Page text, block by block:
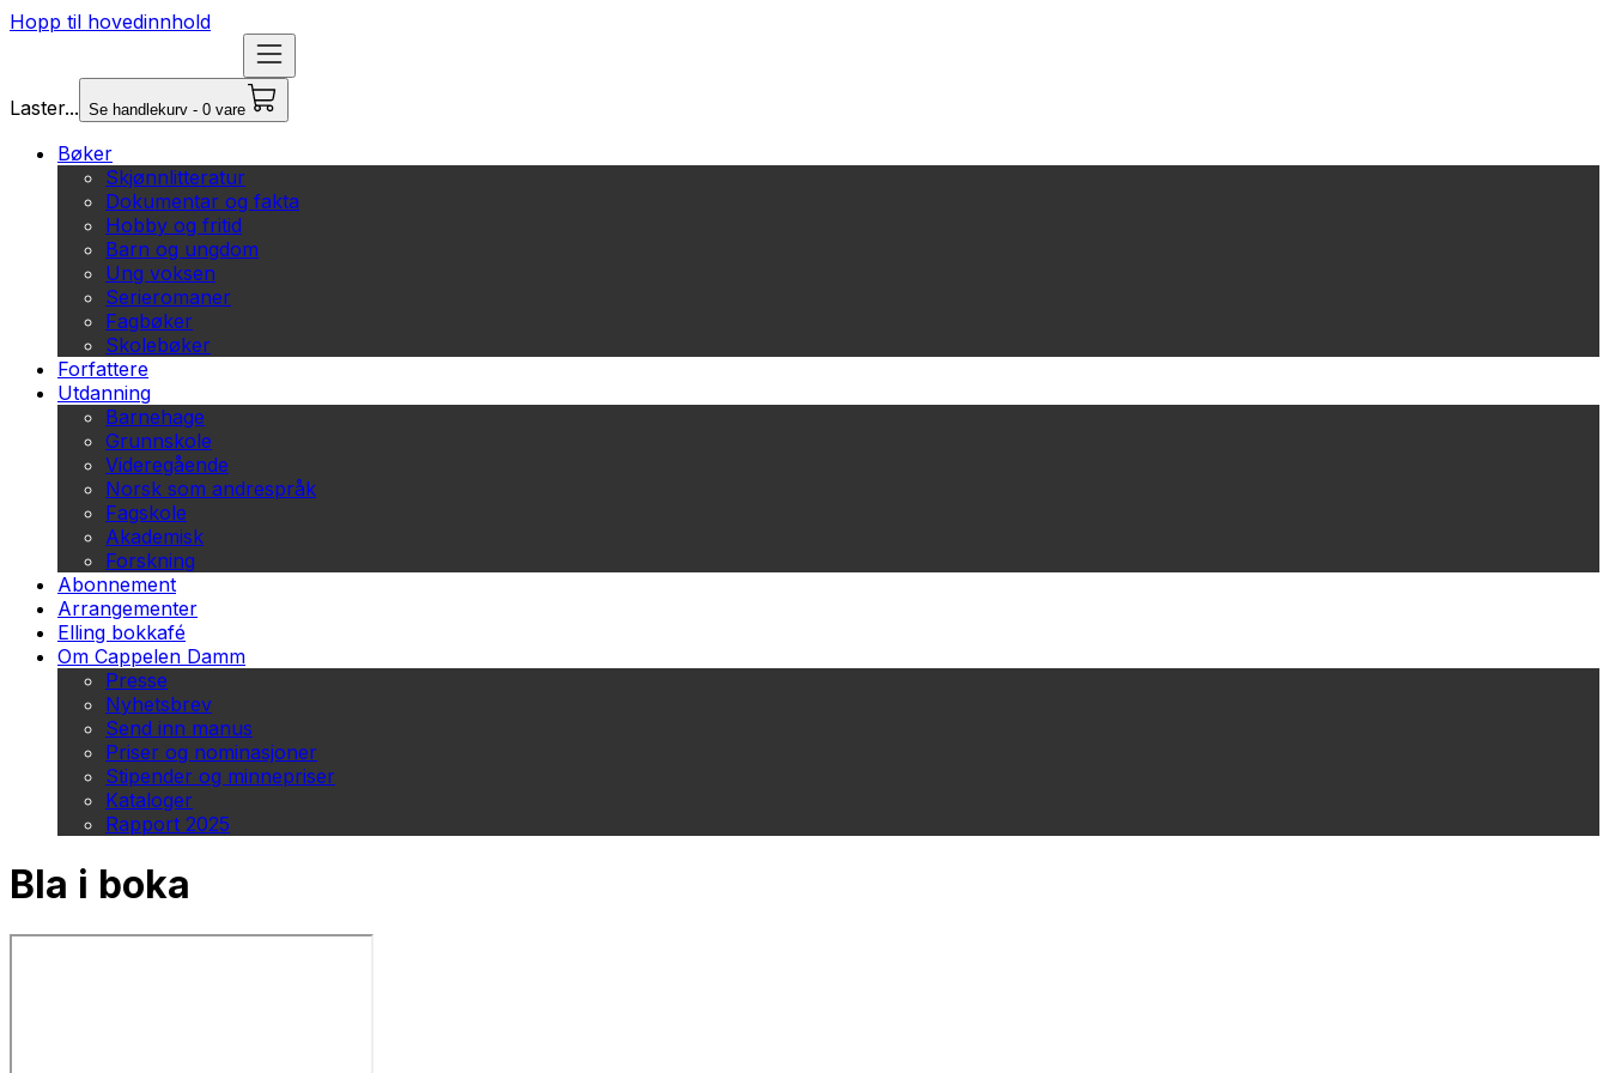
Hopp til hovedinnhold
Laster... Se handlekurv - 0 vare
Bøker
Skjønnlitteratur
Dokumentar og fakta
Hobby og fritid
Barn og ungdom
Ung voksen
Serieromaner
Fagbøker
Skolebøker
Forfattere
Utdanning
Barnehage
Grunnskole
Videregående
Norsk som andrespråk
Fagskole
Akademisk
Forskning
Abonnement
Arrangementer
Elling bokkafé
Om Cappelen Damm
Presse
Nyhetsbrev
Send inn manus
Priser og nominasjoner
Stipender og minnepriser
Kataloger
Rapport 2025
Bla i boka